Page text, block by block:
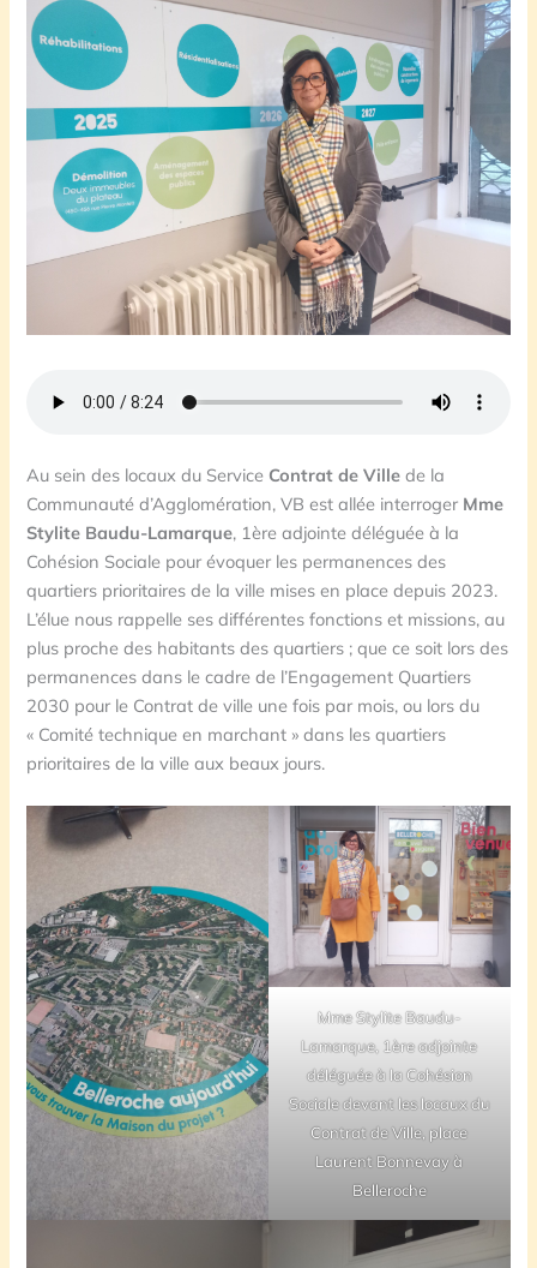
Au sein des locaux du Service Contrat de Ville de la
Communauté d’Agglomération, VB est allée interroger Mme
Stylite Baudu-Lamarque, 1ère adjointe déléguée à la
Cohésion Sociale pour évoquer les permanences des
quartiers prioritaires de la ville mises en place depuis 2023.
L’élue nous rappelle ses différentes fonctions et missions, au
plus proche des habitants des quartiers ; que ce soit lors des
permanences dans le cadre de l’Engagement Quartiers
2030 pour le Contrat de ville une fois par mois, ou lors du
« Comité technique en marchant » dans les quartiers
prioritaires de la ville aux beaux jours.
Mme Stylite Baudu-
Lamarque, 1ère adjointe
déléguée à la Cohésion
Sociale devant les locaux du
Contrat de Ville, place
Laurent Bonnevay à
Belleroche